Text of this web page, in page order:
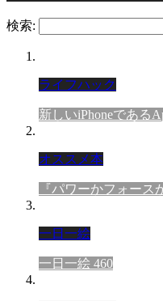
検索:
ライフハック
新しいiPhoneである
オススメ本
『パワーかフォー
一日一絵
一日一絵 460